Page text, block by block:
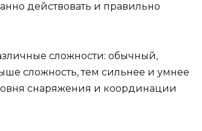
действовать и правильно
сложности: обычный,
сложность, тем сильнее и умнее
снаряжения и координации